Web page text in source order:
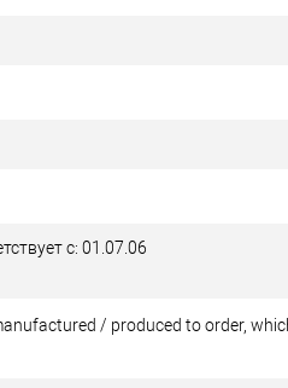
с: 01.07.06
/ produced to order,